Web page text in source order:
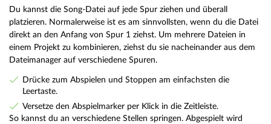
Du kannst die Song-Datei auf jede Spur ziehen und überall
platzieren. Normalerweise ist es am sinnvollsten, wenn du die Datei
direkt an den Anfang von Spur 1 ziehst. Um mehrere Dateien in
einem Projekt zu kombinieren, ziehst du sie nacheinander aus dem
Dateimanager auf verschiedene Spuren.
Drücke zum Abspielen und Stoppen am einfachsten die
Leertaste.
Versetze den Abspielmarker per Klick in die Zeitleiste.
So kannst du an verschiedene Stellen springen. Abgespielt wird